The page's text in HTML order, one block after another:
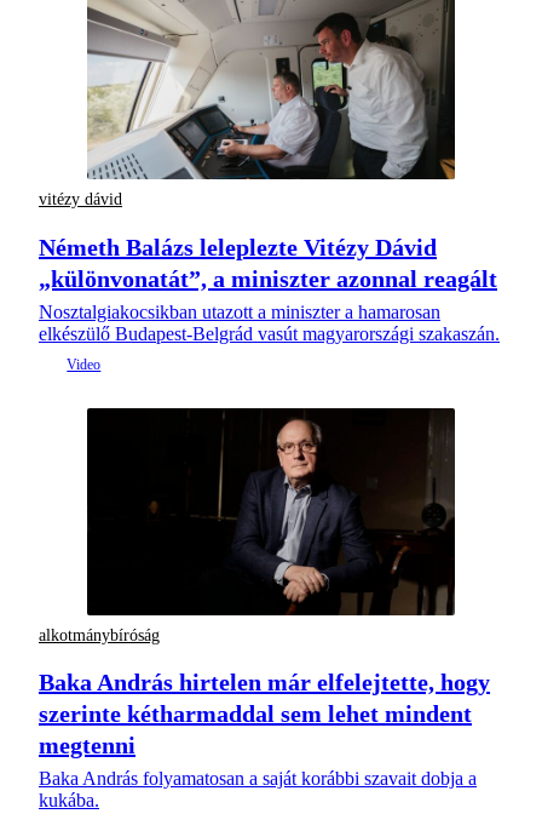
vitézy dávid
Németh Balázs leleplezte Vitézy Dávid
„különvonatát”, a miniszter azonnal reagált
Nosztalgiakocsikban utazott a miniszter a hamarosan
elkészülő Budapest-Belgrád vasút magyarországi szakaszán.
alkotmánybíróság
Baka András hirtelen már elfelejtette, hogy
szerinte kétharmaddal sem lehet mindent
megtenni
Baka András folyamatosan a saját korábbi szavait dobja a
kukába.